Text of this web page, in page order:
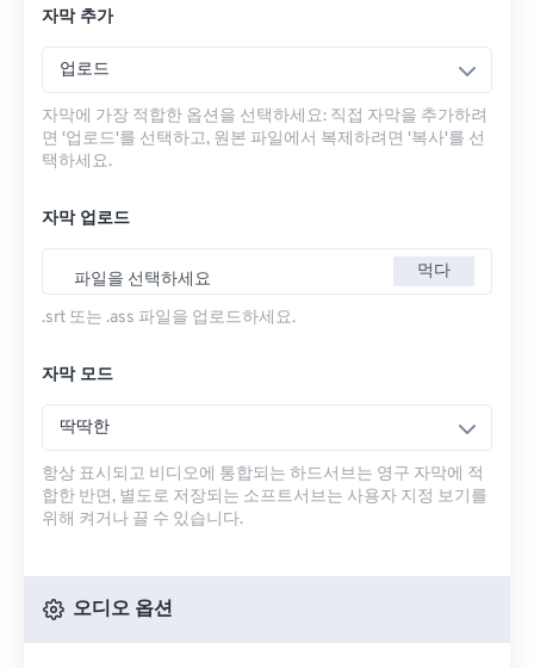
자막 추가
업로드
자막에 가장 적합한 옵션을 선택하세요: 직접 자막을 추가하려
면 '업로드'를 선택하고, 원본 파일에서 복제하려면 '복사'를 선
택하세요.
자막 업로드
파일을 선택하세요 먹다
.srt 또는 .ass 파일을 업로드하세요.
자막 모드
딱딱한
항상 표시되고 비디오에 통합되는 하드서브는 영구 자막에 적
합한 반면, 별도로 저장되는 소프트서브는 사용자 지정 보기를
위해 켜거나 끌 수 있습니다.
오디오 옵션